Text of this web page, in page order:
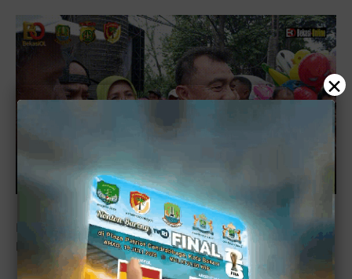
Intinya, jangan sampe kita lebih hafal lirik lagu K-Pop
ketimbang lagu daerah sendiri.Wadaw, bisa aja Bu
Camat.
×